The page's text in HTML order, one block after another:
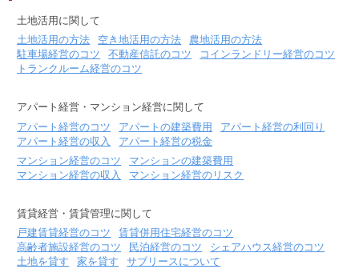
土地活用に関して
土地活用の方法
空き地活用の方法
農地活用の方法
駐車場経営のコツ
不動産信託のコツ
コインランドリー経営のコツ
トランクルーム経営のコツ
アパート経営・マンション経営に関して
アパート経営のコツ
アパートの建築費用
アパート経営の利回り
アパート経営の収入
アパート経営の税金
マンション経営のコツ
マンションの建築費用
マンション経営の収入
マンション経営のリスク
賃貸経営・賃貸管理に関して
戸建賃貸経営のコツ
賃貸併用住宅経営のコツ
高齢者施設経営のコツ
民泊経営のコツ
シェアハウス経営のコツ
土地を貸す
家を貸す
サブリースについて